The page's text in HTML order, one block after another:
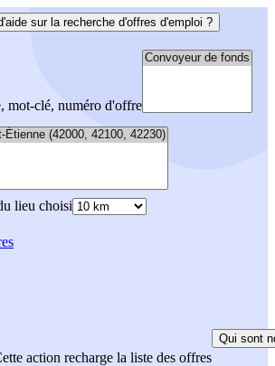
sur la recherche d'offres d'emploi ?
mot-clé, numéro d'offre
lieu choisi
action recharge la liste des offres
Qui sont